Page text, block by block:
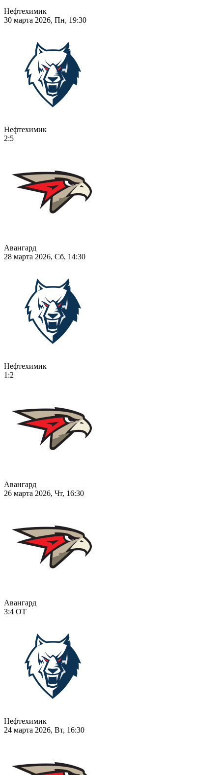
Нефтехимик
30 марта 2026, Пн, 19:30
Нефтехимик
2:5
Авангард
28 марта 2026, Сб, 14:30
Нефтехимик
1:2
Авангард
26 марта 2026, Чт, 16:30
Авангард
3:4 ОТ
Нефтехимик
24 марта 2026, Вт, 16:30